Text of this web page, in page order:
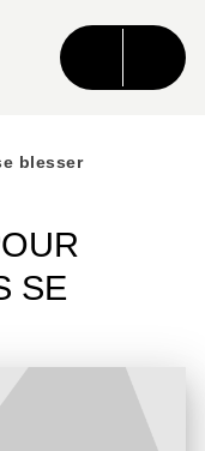
CONTENU
blesser
SE